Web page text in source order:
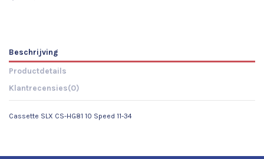
Beschrijving
Productdetails
Klantrecensies(0)
Cassette SLX CS-HG81 10 Speed 11-34